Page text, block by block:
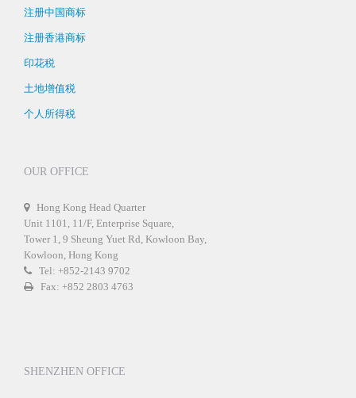
注册中国商标
注册香港商标
印花税
土地增值税
个人所得税
OUR OFFICE
Hong Kong Head Quarter
Unit 1101, 11/F, Enterprise Square,
Tower 1, 9 Sheung Yuet Rd, Kowloon Bay,
Kowloon, Hong Kong
Tel: +852-2143 9702
Fax: +852 2803 4763
SHENZHEN OFFICE